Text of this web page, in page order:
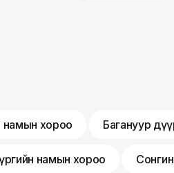
намын хороо Багануур
намын хороо